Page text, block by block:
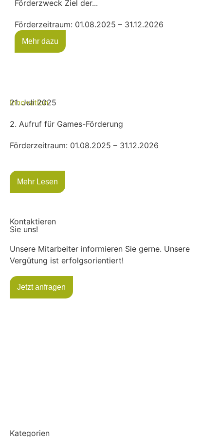
Förderzweck Ziel der...
Förderzeitraum: 01.08.2025 – 31.12.2026
Mehr dazu
Innovation
21. Juli 2025
2. Aufruf für Games-Förderung
Förderzeitraum: 01.08.2025 – 31.12.2026
Mehr Lesen
Kontaktieren
Sie uns!
Unsere Mitarbeiter informieren Sie gerne. Unsere
Vergütung ist erfolgsorientiert!
Jetzt anfragen
Kategorien